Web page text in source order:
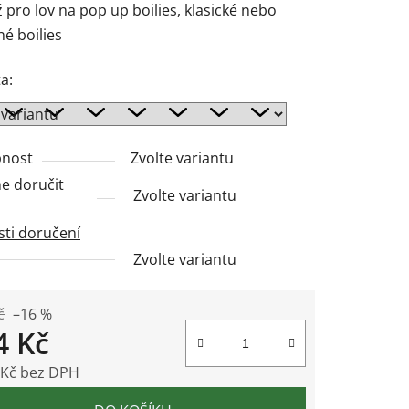
pro lov na pop up boilies, klasické nebo
boilies
Zvolte variantu
doručit
Zvolte variantu
doručení
Zvolte variantu
–16 %
Kč
bez DPH